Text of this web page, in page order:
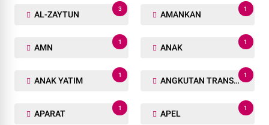
AL-ZAYTUN
3
AMANKAN
1
AMN
1
ANAK
1
ANAK YATIM
1
ANGKUTAN TRANSPORTASI
1
APARAT
1
APEL
1